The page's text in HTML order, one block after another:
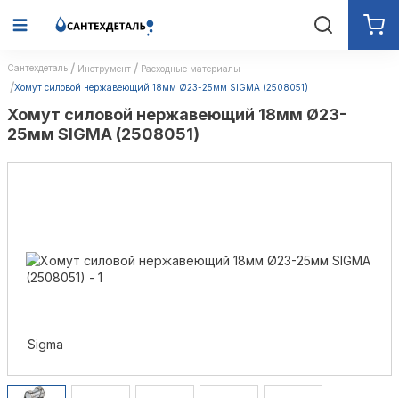
Сантехдеталь Инструмент
Расходные материалы
Хомут силовой нержавеющий 18мм Ø23-25мм SIGMA (2508051)
Хомут силовой нержавеющий 18мм Ø23-
25мм SIGMA (2508051)
Sigma